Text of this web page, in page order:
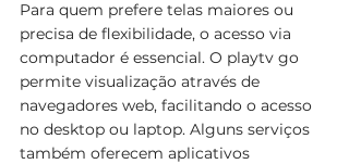
Para quem prefere telas maiores ou
precisa de flexibilidade, o acesso via
computador é essencial. O playtv go
permite visualização através de
navegadores web, facilitando o acesso
no desktop ou laptop. Alguns serviços
também oferecem aplicativos